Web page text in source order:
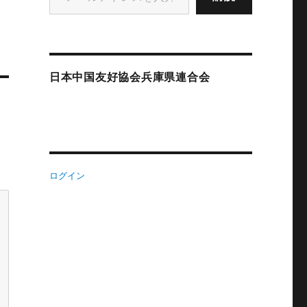
日本中国友好協会兵庫県連合会
ログイン